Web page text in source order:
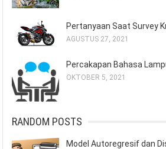
Pertanyaan Saat Survey
AGUSTUS 27, 2021
Percakapan Bahasa
OKTOBER 5, 2021
RANDOM POSTS
Model Autoregresif dan